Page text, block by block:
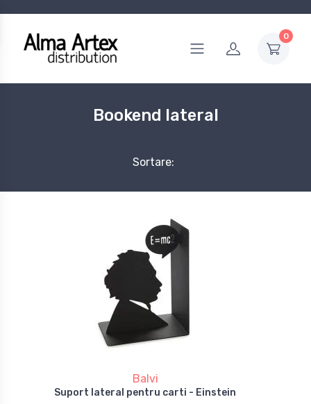
0
Bookend lateral
Sortare:
Balvi
Suport lateral pentru carti - Einstein